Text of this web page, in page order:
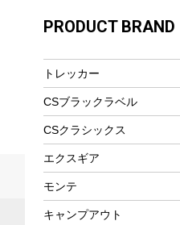
燃料・着火剤・炭
マグカップ、カップ
フードボトル
コーヒー&ミル
トレー
ランチョンマット
ランチボックス
ピクニックセット
レイン
ツール、他
ヘルメット
アクセサリー
自転車用アクセサリー
自転車ウェア
テント
フローティングベスト
ヘルメット
エアーポンプ
ウィンター
防寒ウェア
湯たんぽ
PRODUCT BRAND
トレッカー
CSブラックラベル
CSクラシックス
エクスギア
モンテ
キャンプアウト